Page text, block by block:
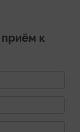
к